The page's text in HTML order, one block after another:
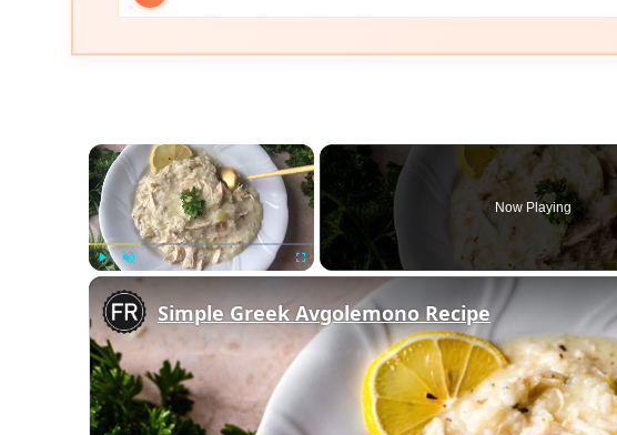
×
Unmute
Now Playing
Simple Greek Avgolemono Recipe